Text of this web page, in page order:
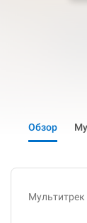
Обзор
Мультитрек